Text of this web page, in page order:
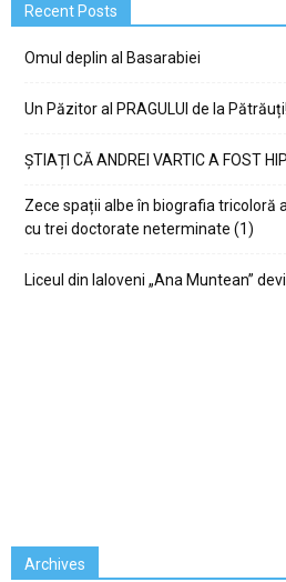
Recent Posts
Omul deplin al Basarabiei
Un Păzitor al PRAGULUI de la Pătrăuți!
ȘTIAȚI CĂ ANDREI VARTIC A FOST
Zece spații albe în biografia tricoloră
cu trei doctorate neterminate (1)
Liceul din Ialoveni „Ana Muntean”
Archives